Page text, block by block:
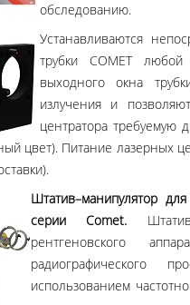
обследованию.
Устанавливаются
трубки COMET
выходного окна
излучения и
центратора требуемую
цвет). Питание лазерных
Штатив–манипулятор
серии Comet.
рентгеновского
радиографического
использованием